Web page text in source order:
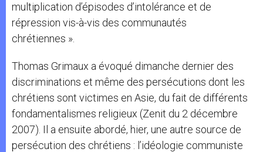
multiplication d’épisodes d’intolérance et de
répression vis-à-vis des communautés
chrétiennes ».
Thomas Grimaux a évoqué dimanche dernier des
discriminations et même des persécutions dont les
chrétiens sont victimes en Asie, du fait de différents
fondamentalismes religieux (Zenit du 2 décembre
2007). Il a ensuite abordé, hier, une autre source de
persécution des chrétiens : l’idéologie communiste